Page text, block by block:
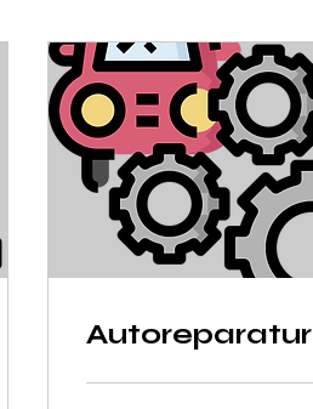
Autoreparatur